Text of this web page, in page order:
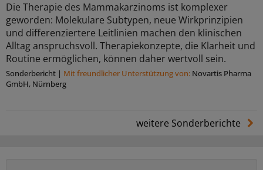
Die Therapie des Mammakarzinoms ist komplexer
geworden: Molekulare Subtypen, neue Wirkprinzipien
und differenziertere Leitlinien machen den klinischen
Alltag anspruchsvoll. Therapiekonzepte, die Klarheit und
Routine ermöglichen, können daher wertvoll sein.
Sonderbericht | Mit freundlicher Unterstützung von: Novartis Pharma
GmbH, Nürnberg
weitere Sonderberichte